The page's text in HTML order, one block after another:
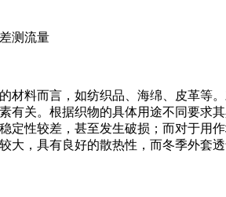
测流量
料而言，如纺织品、海绵、皮革等
关。根据织物的具体用途不同要求
性较差，甚至发生破损；而对于用
，具有良好的散热性，而冬季外套